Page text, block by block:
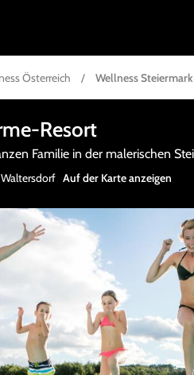
Österreich / Wellness Steiermark
Resort
Familie in der malerischen
Auf der Karte anzeigen